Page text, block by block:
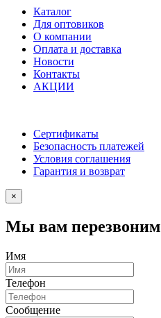
Каталог
Для оптовиков
О компании
Оплата и доставка
Новости
Контакты
АКЦИИ
Сертификаты
Безопасность платежей
Условия соглашения
Гарантия и возврат
×
Мы вам перезвоним
Имя
Телефон
Сообщение